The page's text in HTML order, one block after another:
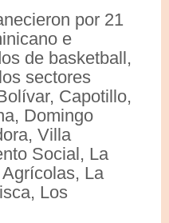
por 21
e
de ‎basketball,
sectores
Capotillo,
Domingo
Villa
Social, La
La
Los